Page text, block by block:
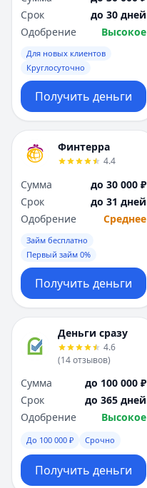
Срок
до 30 дней
Одобрение
Высокое
Для новых клиентов
Круглосуточно
Получить деньги
Финтерра
4.4
Сумма
до 30 000 ₽
Срок
до 31 дней
Одобрение
Среднее
Займ бесплатно
Первый займ 0%
Получить деньги
Деньги сразу
4.6
(14отзывов)
Сумма
до 100 000 ₽
Срок
до 365 дней
Одобрение
Высокое
До 100 000 ₽ Срочно
Получить деньги